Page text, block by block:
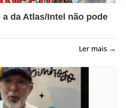
da Atlas/Intel não pode
Ler mais →